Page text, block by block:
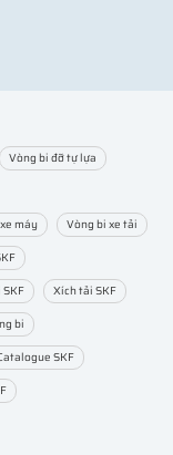
Vòng bi đỡ tự lựa
máy
Vòng bi xe tải
SKF
Xích tải SKF
bi
SKF